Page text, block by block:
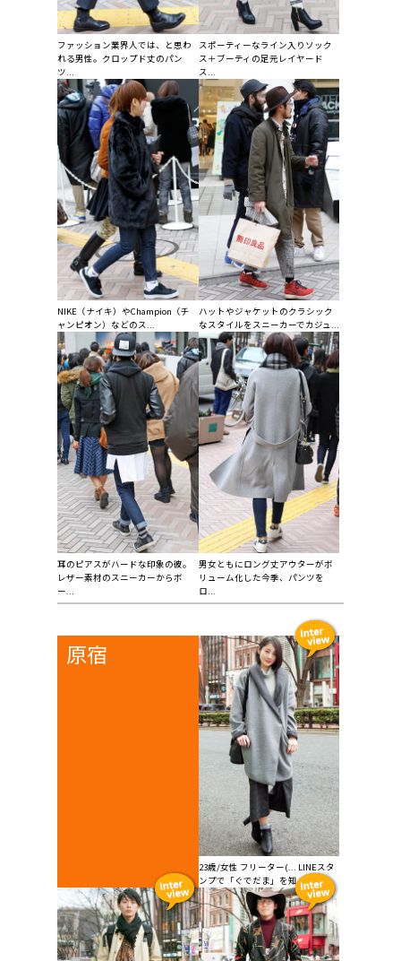
ファッション業界人では、と思わ
れる男性。クロップド丈のパン
ツ...
スポーティーなライン入りソック
ス＋ブーティの足元レイヤード
ス...
NIKE（ナイキ）やChampion（チ
ャンピオン）などのス...
ハットやジャケットのクラシック
なスタイルをスニーカーでカジュ...
耳のピアスがハードな印象の彼。
レザー素材のスニーカーからボ
ー...
男女ともにロング丈アウターがボ
リューム化した今季、パンツを
ロ...
原宿
23歳/女性 フリーター(... LINEスタ
ンプで「ぐでだま」を知っ...